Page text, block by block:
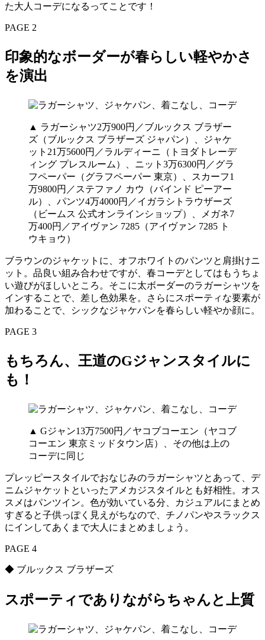
た大人コーデになるってことです！
PAGE 2
印象的なボーダーが春らしい軽やかさ
を演出
▲ ラガーシャツ2万900円／ブルックス ブラザー
ズ（ブルックス ブラザーズ ジャパン）、ジャケ
ット21万5600円／ラルディーニ（トヨダトレーデ
ィング プレスルーム）、ニット3万6300円／グラ
フペーパー（グラフペーパー 東京）、スカーフ1
万9800円／ステファノ カウ（バインド ピーアー
ル）、パンツ4万4000円／イガラシトラウザーズ
（ビームス 公式オンラインショップ）、メガネ7
万400円／アイヴァン 7285（アイヴァン 7285 ト
ウキョウ）
ブラウンのジャケットに、オフホワイトのパンツと肩掛けニ
ット。品良い組み合わせですが、春コーデとしてはもうちょ
い遊びがほしいところ。そこに太ボーダーのラガーシャツを
インすることで、差し色効果を。さらにスポーティな要素が
加わることで、シックなジャケパンを春らしい軽やか顔に。
PAGE 3
もちろん、王道のGジャンスタイルに
も！
▲ Gジャン13万7500円／ヤコブコーエン（ヤコブ
コーエン 東京ミッドタウン店）、その他は上の
コーデに同じ
プレッピースタイルでおなじみのラガーシャツとあって、デ
ニムジャケットといったアメカジスタイルとも好相性。オス
スメはパンツイン。色が効いている分、カジュアルにまとめ
すぎると子供っぽく見えがちなので、チノパンやスラックス
にインしてあくまで大人にまとめましょう。
PAGE 4
◆ ブルックス ブラザーズ
スポーティでありながらちゃんと上質